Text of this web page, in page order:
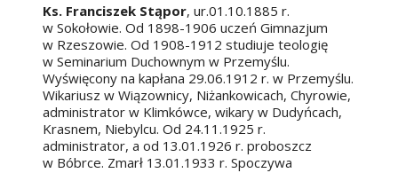
Ks. Franciszek Stąpor, ur.01.10.1885 r.
w Sokołowie. Od 1898-1906 uczeń Gimnazjum
w Rzeszowie. Od 1908-1912 studiuje teologię
w Seminarium Duchownym w Przemyślu.
Wyświęcony na kapłana 29.06.1912 r. w Przemyślu.
Wikariusz w Wiązownicy, Niżankowicach, Chyrowie,
administrator w Klimkówce, wikary w Dudyńcach,
Krasnem, Niebylcu. Od 24.11.1925 r.
administrator, a od 13.01.1926 r. proboszcz
w Bóbrce. Zmarł 13.01.1933 r. Spoczywa